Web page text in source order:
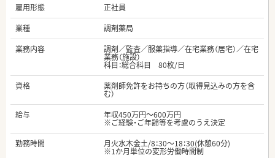
雇用形態
正社員
業種
調剤薬局
業務内容
調剤／監査／服薬指導／在宅業務（居宅）／在宅
業務（施設）
科目：総合科目 80枚/日
資格
薬剤師免許をお持ちの方（取得見込みの方を含
む）
給与
年収450万円～600万円
※ご経験・ご年齢等を考慮のうえ決定
勤務時間
月火水木金土/8：30～18：30(休憩60分)
※1か月単位の変形労働時間制